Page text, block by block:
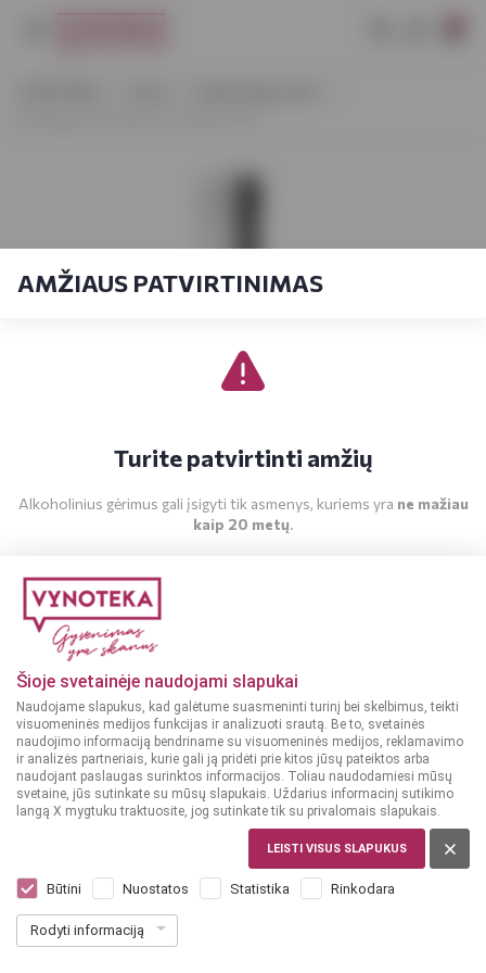
Šioje svetainėje naudojami slapukai
Naudojame slapukus, kad galėtume suasmeninti turinį bei skelbimus, teikti
visuomeninės medijos funkcijas ir analizuoti srautą. Be to, svetainės
naudojimo informaciją bendriname su visuomeninės medijos, reklamavimo
ir analizės partneriais, kurie gali ją pridėti prie kitos jūsų pateiktos arba
naudojant paslaugas surinktos informacijos. Toliau naudodamiesi mūsų
svetaine, jūs sutinkate su mūsų slapukais. Uždarius informacinį sutikimo
langą X mygtuku traktuosite, jog sutinkate tik su privalomais slapukais.
LEISTI VISUS SLAPUKUS
Būtini Nuostatos Statistika Rinkodara
Rodyti informaciją
AMŽIAUS PATVIRTINIMAS
Turite patvirtinti amžių
Alkoholinius gėrimus gali įsigyti tik asmenys, kuriems yra ne mažiau
kaip 20 metų.
Ilenbergo Juod.serb. ir aronijų 0,75 l
Dar nėra balsų, galite įvertinti
99